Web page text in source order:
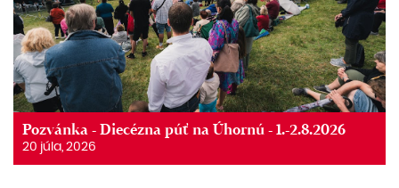
Pozvánka - Diecézna púť na Úhornú - 1.-2.8.2026
20 júla, 2026